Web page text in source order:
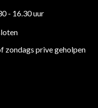
- 16.30 uur
zondags prive geholpen